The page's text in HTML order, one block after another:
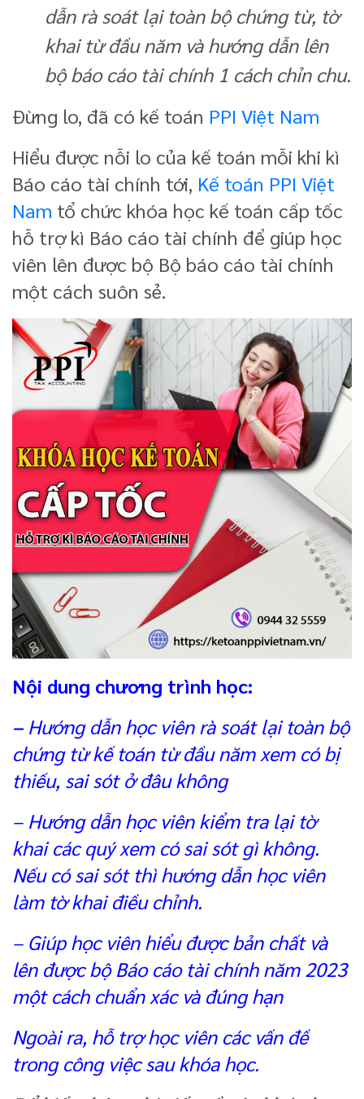
dẫn rà soát lại toàn bộ chứng từ, tờ
khai từ đầu năm và hướng dẫn lên
bộ báo cáo tài chính 1 cách chỉn chu.
Đừng lo, đã có kế toán PPI Việt Nam
Hiểu được nỗi lo của kế toán mỗi khi kì
Báo cáo tài chính tới, Kế toán PPI Việt
Nam tổ chức khóa học kế toán cấp tốc
hỗ trợ kì Báo cáo tài chính để giúp học
viên lên được bộ Bộ báo cáo tài chính
một cách suôn sẻ.
Nội dung chương trình học:
– Hướng dẫn học viên rà soát lại toàn bộ
chứng từ kế toán từ đầu năm xem có bị
thiếu, sai sót ở đâu không
– Hướng dẫn học viên kiểm tra lại tờ
khai các quý xem có sai sót gì không.
Nếu có sai sót thì hướng dẫn học viên
làm tờ khai điều chỉnh.
– Giúp học viên hiểu được bản chất và
lên được bộ Báo cáo tài chính năm 2023
một cách chuẩn xác và đúng hạn
Ngoài ra, hỗ trợ học viên các vấn đề
trong công việc sau khóa học.